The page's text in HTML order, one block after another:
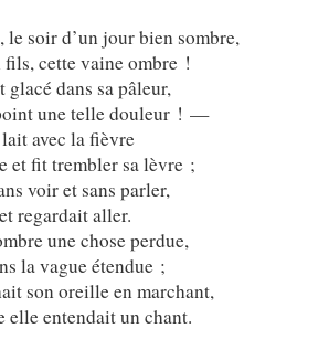
soir d’un jour bien sombre,
cette vaine ombre !
dans sa pâleur,
une telle douleur ! —
avec la fièvre
et fit trembler sa lèvre ;
voir et sans parler,
regardait aller.
une chose perdue,
la vague étendue ;
son oreille en marchant,
elle entendait un chant.